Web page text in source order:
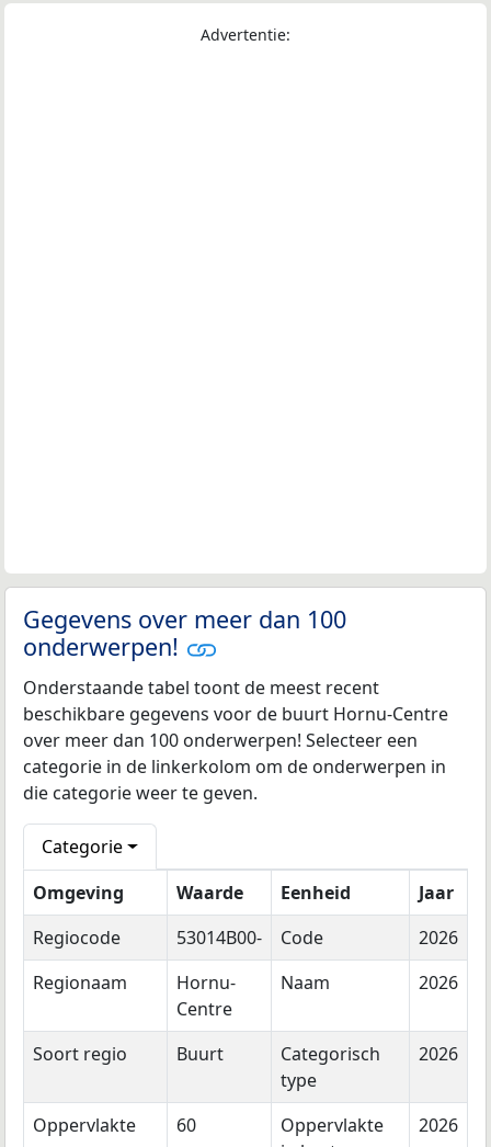
Advertentie:
Gegevens over meer dan 100
onderwerpen!
Onderstaande tabel toont de meest recent
beschikbare gegevens voor de buurt Hornu-Centre
over meer dan 100 onderwerpen! Selecteer een
categorie in de linkerkolom om de onderwerpen in
die categorie weer te geven.
Categorie
Omgeving
Waarde Eenheid
Jaar
Regiocode
53014B00- Code
2026
Regionaam
Hornu-
Centre
Naam 2026
Soort regio Buurt
Categorisch
type
2026
Oppervlakte 60
Oppervlakte
2026